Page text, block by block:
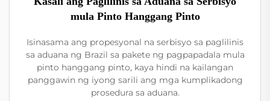
mula Pinto Hanggang Pinto
Isinasama ang propesyonal na serbisyo sa paglilinis
sa aduana ng Brazil sa pakete ng pagpapadala mula
pinto hanggang pinto, kaya hindi na kailangan
panggawin ng iyong sarili ang mga kumplikadong
prosedura sa aduana.